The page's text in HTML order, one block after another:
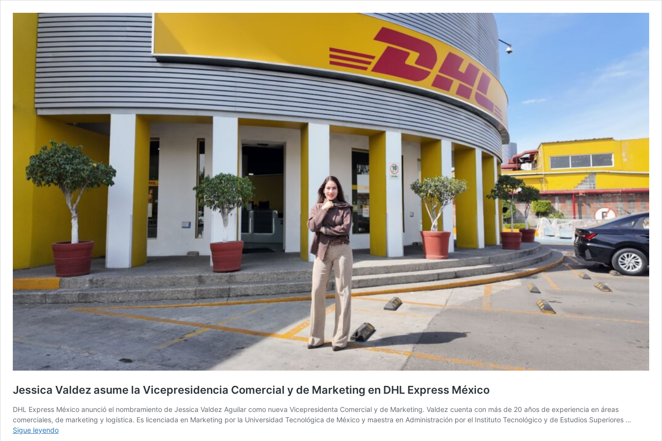
Jessica Valdez asume la Vicepresidencia Comercial y de Marketing en DHL Express México
DHL Express México anunció el nombramiento de Jessica Valdez Aguilar como nueva Vicepresidenta Comercial y de Marketing. Valdez cuenta con más de 20 años de experiencia en áreas
comerciales, de marketing y logística. Es licenciada en Marketing por la Universidad Tecnológica de México y maestra en Administración por el Instituto Tecnológico y de Estudios Superiores …
Sigue leyendoJessica